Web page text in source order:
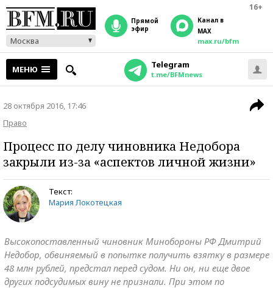
16+
Москва
прямой
эфир
Канал в
MAX
max.ru/bfm
МЕНЮ Telegram
t.me/BFMnews
28 октября 2016, 17:46
Право
Процесс по делу чиновника Недобора
закрыли из-за «аспектов личной жизни»
Текст:
Мария Локотецкая
Высокопоставленный чиновник Минобороны РФ Дмитрий
Недобор, обвиняемый в попытке получить взятку в размере
48 млн рублей, предстал перед судом. Ни он, ни еще двое
других подсудимых вину не признали. При этом по